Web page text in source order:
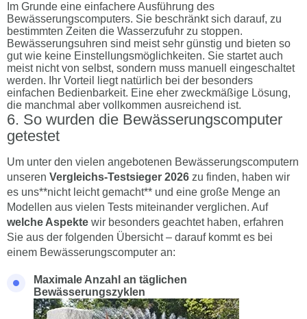
Im Grunde eine einfachere Ausführung des
Bewässerungscomputers. Sie beschränkt sich darauf, zu
bestimmten Zeiten die Wasserzufuhr zu stoppen.
Bewässerungsuhren sind meist sehr günstig und bieten so
gut wie keine Einstellungsmöglichkeiten. Sie startet auch
meist nicht von selbst, sondern muss manuell eingeschaltet
werden. Ihr Vorteil liegt natürlich bei der besonders
einfachen Bedienbarkeit. Eine eher zweckmäßige Lösung,
die manchmal aber vollkommen ausreichend ist.
So wurden die Bewässerungscomputer
getestet
Um unter den vielen angebotenen Bewässerungscomputern
unseren Vergleichs-Testsieger 2026 zu finden, haben wir
es uns**nicht leicht gemacht** und eine große Menge an
Modellen aus vielen Tests miteinander verglichen. Auf
welche Aspekte wir besonders geachtet haben, erfahren
Sie aus der folgenden Übersicht – darauf kommt es bei
einem Bewässerungscomputer an:
Maximale Anzahl an täglichen
Bewässerungszyklen